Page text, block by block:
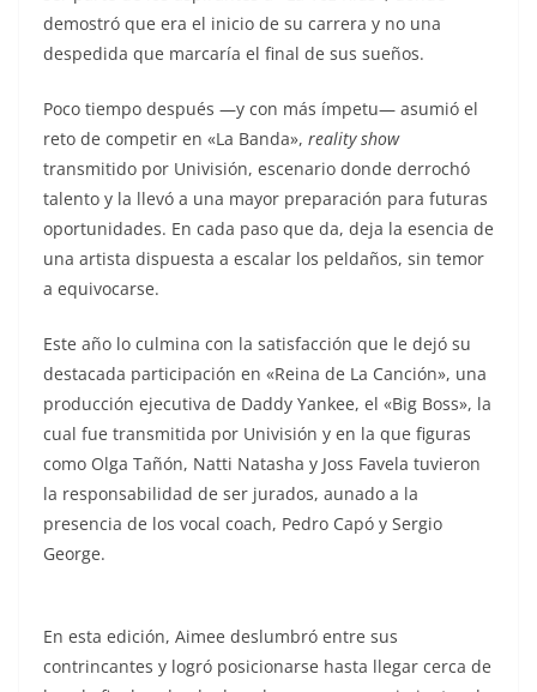
demostró que era el inicio de su carrera y no una
despedida que marcaría el final de sus sueños.
Poco tiempo después —y con más ímpetu— asumió el
reto de competir en «La Banda», reality show
transmitido por Univisión, escenario donde derrochó
talento y la llevó a una mayor preparación para futuras
oportunidades. En cada paso que da, deja la esencia de
una artista dispuesta a escalar los peldaños, sin temor
a equivocarse.
Este año lo culmina con la satisfacción que le dejó su
destacada participación en «Reina de La Canción», una
producción ejecutiva de Daddy Yankee, el «Big Boss», la
cual fue transmitida por Univisión y en la que figuras
como Olga Tañón, Natti Natasha y Joss Favela tuvieron
la responsabilidad de ser jurados, aunado a la
presencia de los vocal coach, Pedro Capó y Sergio
George.
En esta edición, Aimee deslumbró entre sus
contrincantes y logró posicionarse hasta llegar cerca de